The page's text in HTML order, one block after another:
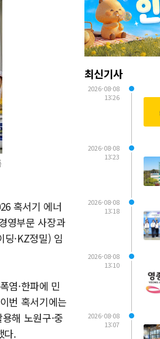
혹서기 에너
영부문 사장과
·KZ정밀) 임
염·한파에 민
번 혹서기에는
해 노원구·중
다.
최신기사
2026-08-08
13:26
2026-08-08
13:23
2026-08-08
13:18
2026-08-08
13:10
2026-08-08
13:07